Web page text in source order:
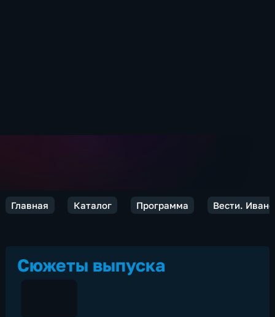
Главная Каталог Программа Вести.
Сюжеты выпуска